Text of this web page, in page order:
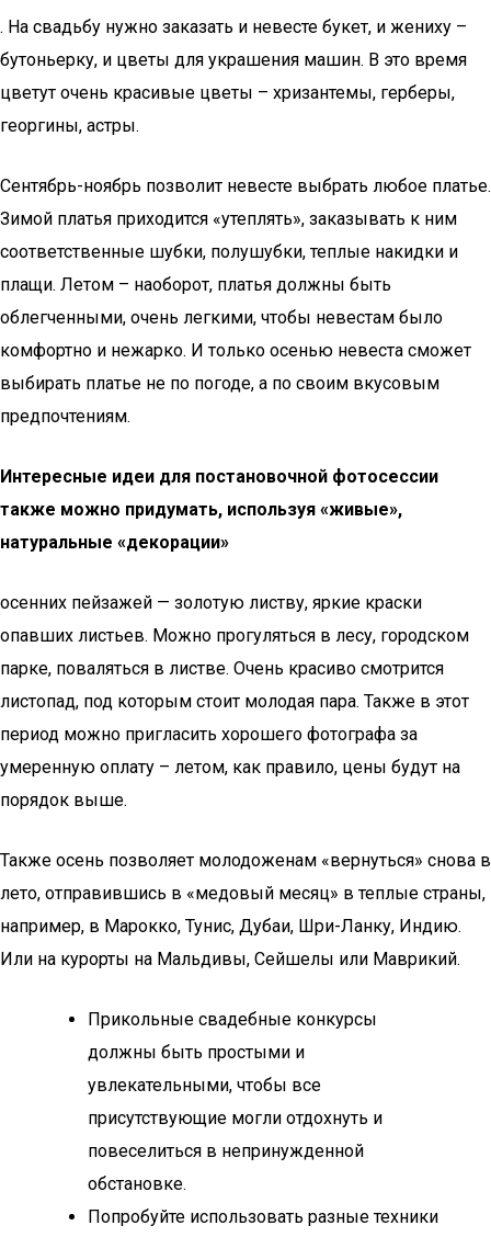
. На свадьбу нужно заказать и невесте букет, и жениху –
бутоньерку, и цветы для украшения машин. В это время
цветут очень красивые цветы – хризантемы, герберы,
георгины, астры.
Сентябрь-ноябрь позволит невесте выбрать любое платье.
Зимой платья приходится «утеплять», заказывать к ним
соответственные шубки, полушубки, теплые накидки и
плащи. Летом – наоборот, платья должны быть
облегченными, очень легкими, чтобы невестам было
комфортно и нежарко. И только осенью невеста сможет
выбирать платье не по погоде, а по своим вкусовым
предпочтениям.
Интересные идеи для постановочной фотосессии
также можно придумать, используя «живые»,
натуральные «декорации»
осенних пейзажей — золотую листву, яркие краски
опавших листьев. Можно прогуляться в лесу, городском
парке, поваляться в листве. Очень красиво смотрится
листопад, под которым стоит молодая пара. Также в этот
период можно пригласить хорошего фотографа за
умеренную оплату – летом, как правило, цены будут на
порядок выше.
Также осень позволяет молодоженам «вернуться» снова в
лето, отправившись в «медовый месяц» в теплые страны,
например, в Марокко, Тунис, Дубаи, Шри-Ланку, Индию.
Или на курорты на Мальдивы, Сейшелы или Маврикий.
Прикольные свадебные конкурсы
должны быть простыми и
увлекательными, чтобы все
присутствующие могли отдохнуть и
повеселиться в непринужденной
обстановке.
Попробуйте использовать разные техники